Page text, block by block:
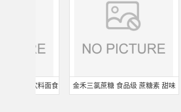
品级 饮料面食 金禾三氯蔗糖 食品级 蔗糖素 甜味